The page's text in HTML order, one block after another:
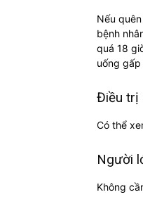
Nếu
bệnh
quá 18
uống
Điều trị
Có thể
Người
Không